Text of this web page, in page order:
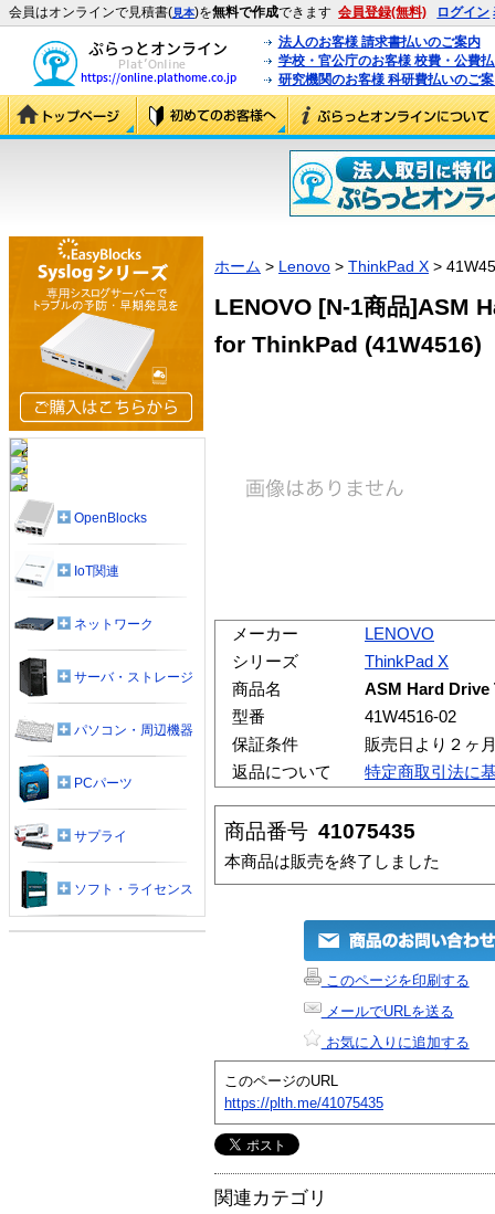
会員はオンラインで見積書(見本)を無料で作成できます 会員登録(無料) ログイン
法人のお客様 請求書払いのご案内
学校・官公庁のお客様 校費・公費
研究機関のお客様 科研費払いのご
ホーム > Lenovo > ThinkPad X >
LENOVO [N-1商品]ASM
for ThinkPad (41W4516)
メーカー
LENOVO
シリーズ
ThinkPad X
商品名
ASM Hard
型番
41W4516-02
保証条件
販売日より２ヶ
返品について
特定商取引法に
商品番号 41075435
本商品は販売を終了しました
このページを印刷する
メールでURLを送る
お気に入りに追加する
このページのURL
https://plth.me/41075435
関連カテゴリ
OpenBlocks
IoT関連
ネットワーク
サーバ・ストレージ
パソコン・周辺機器
PCパーツ
サプライ
ソフト・ライセンス